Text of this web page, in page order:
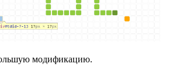
модификацию.